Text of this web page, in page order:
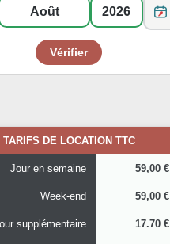
TARIFS DE LOCATION TTC
Jour en semaine 59,00 €
Week-end 59,00 €
supplémentaire 17.70 €